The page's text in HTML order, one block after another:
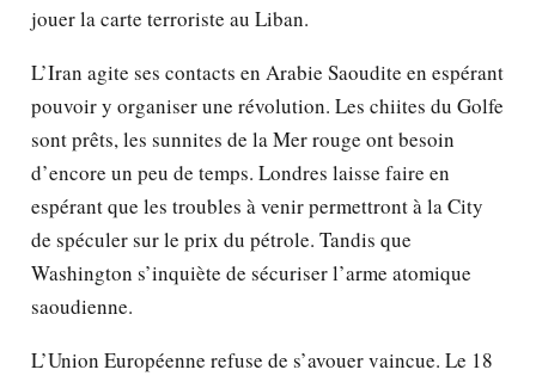
jouer la carte terroriste au Liban.
L’Iran agite ses contacts en Arabie Saoudite en espérant
pouvoir y organiser une révolution. Les chiites du Golfe
sont prêts, les sunnites de la Mer rouge ont besoin
d’encore un peu de temps. Londres laisse faire en
espérant que les troubles à venir permettront à la City
de spéculer sur le prix du pétrole. Tandis que
Washington s’inquiète de sécuriser l’arme atomique
saoudienne.
L’Union Européenne refuse de s’avouer vaincue. Le 18